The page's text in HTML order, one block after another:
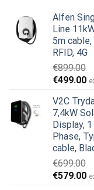
Alfen
Line
5m cable,
RFID, 4G
€899.00
Den
pris
var:
€899.00.
€499.00
V2C
7,4kW
Display, 1
Phase,
cable,
€699.00
Den
€579.00